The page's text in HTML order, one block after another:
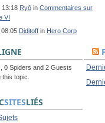
13:18 Ryō in Commentaires sur
VI
08:05 Diditoff in Hero Corp
0 Spiders and 2 Guests
topic.
SITESLIÉS